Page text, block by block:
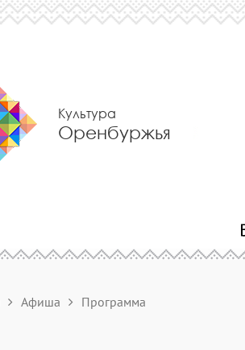
Культура
Оренбуржья
Афиша Программа